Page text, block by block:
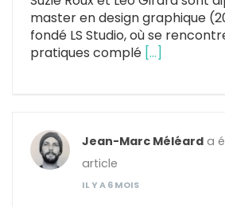
master en design graphique
fondé LS Studio, où se
pratiques complé […]
Jean-Marc Méléard a
article
IL Y A 6 MOIS